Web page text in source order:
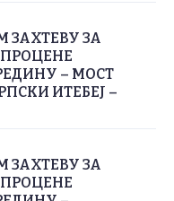
ЗАХТЕВУ ЗА
– МОСТ
ИТЕБЕЈ –
ЗАХТЕВУ ЗА